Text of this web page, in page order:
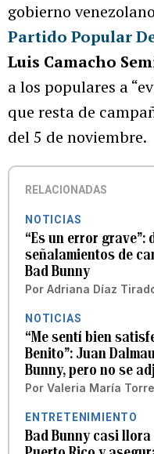
gobierno
Partido Popular
Luis Camacho
a los populares a
que resta de
del 5 de noviembre.
RELACIONADAS
NOTICIAS
“Es un error grave”:
señalamientos de
Bad Bunny
Por Adriana Díaz
NOTICIAS
“Me sentí bien
Benito”: Juan
Bunny, pero no se
Por Valeria María
ENTRETENIMIENTO
Bad Bunny casi